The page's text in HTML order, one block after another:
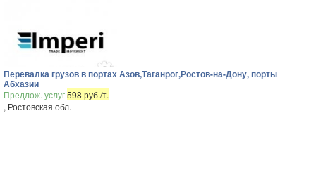
Перевалка грузов в портах Азов,Таганрог,Ростов-на-Дону, порты
Абхазии
Предлож. услуг598 руб./т.
, Ростовская обл.